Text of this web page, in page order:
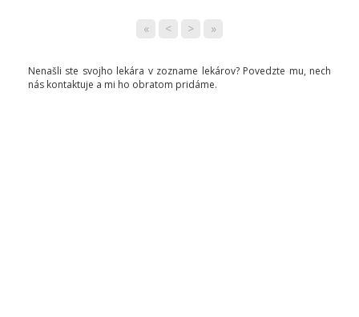
« < > »
Nenašli ste svojho lekára v zozname lekárov? Povedzte mu, nech
nás kontaktuje a mi ho obratom pridáme.